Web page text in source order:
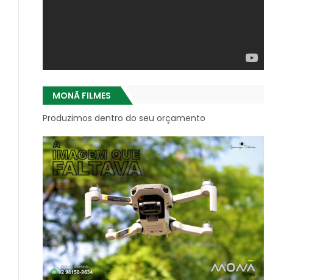
MONÃ FILMES
Produzimos dentro do seu orçamento